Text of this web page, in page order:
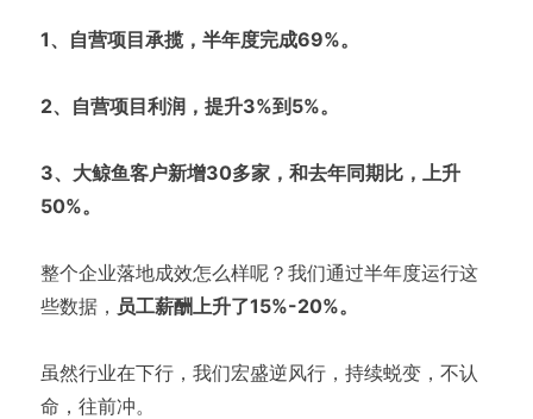
1、自营项目承揽，半年度完成69%。
2、自营项目利润，提升3%到5%。
3、大鲸鱼客户新增30多家，和去年同期比，上升
50%。
整个企业落地成效怎么样呢？我们通过半年度运行这
些数据， 员工薪酬上升了15%-20%。
虽然行业在下行，我们宏盛逆风行，持续蜕变，不认
命，往前冲。